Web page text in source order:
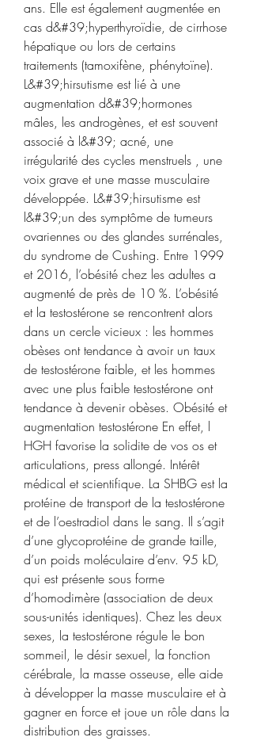
ans. Elle est également augmentée en
cas d&#39;hyperthyroïdie, de cirrhose
hépatique ou lors de certains
traitements (tamoxifène, phénytoïne).
L&#39;hirsutisme est lié à une
augmentation d&#39;hormones
mâles, les androgènes, et est souvent
associé à l&#39; acné, une
irrégularité des cycles menstruels , une
voix grave et une masse musculaire
développée. L&#39;hirsutisme est
l&#39;un des symptôme de tumeurs
ovariennes ou des glandes surrénales,
du syndrome de Cushing. Entre 1999
et 2016, l’obésité chez les adultes a
augmenté de près de 10 %. L’obésité
et la testostérone se rencontrent alors
dans un cercle vicieux : les hommes
obèses ont tendance à avoir un taux
de testostérone faible, et les hommes
avec une plus faible testostérone ont
tendance à devenir obèses. Obésité et
augmentation testostérone En effet, l
HGH favorise la solidite de vos os et
articulations, press allongé. Intérêt
médical et scientifique. La SHBG est la
protéine de transport de la testostérone
et de l’oestradiol dans le sang. Il s’agit
d’une glycoprotéine de grande taille,
d’un poids moléculaire d’env. 95 kD,
qui est présente sous forme
d’homodimère (association de deux
sous-unités identiques). Chez les deux
sexes, la testostérone régule le bon
sommeil, le désir sexuel, la fonction
cérébrale, la masse osseuse, elle aide
à développer la masse musculaire et à
gagner en force et joue un rôle dans la
distribution des graisses.